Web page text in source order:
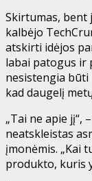
Skirtumas, bent
kalbėjo
atskirti idėjos
labai patogus ir
nesistengia būti
kad daugelį
„Tai ne apie jį“,
neatskleistas
įmonėmis. „Kai
produkto, kuris